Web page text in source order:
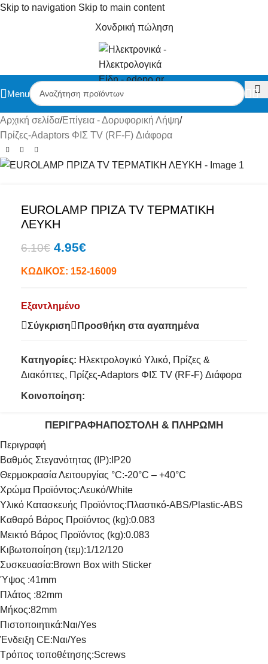
Skip to navigation Skip to main content
Χονδρική πώληση
Menu
Αρχική σελίδα/Επίγεια - Δορυφορική Λήψη/
Πρίζες-Adaptors ΦΙΣ TV (RF-F) Διάφορα
EUROLAMP ΠΡΙΖΑ TV ΤΕΡΜΑΤΙΚΗ
ΛΕΥΚΗ
6.10€ 4.95€
ΚΩΔΙΚΟΣ: 152-16009
Εξαντλημένο
Σύγκριση
Προσθήκη στα αγαπημένα
Κατηγορίες: Ηλεκτρολογικό Υλικό, Πρίζες &
Διακόπτες, Πρίζες-Adaptors ΦΙΣ TV (RF-F) Διάφορα
Κοινοποίηση:
ΠΕΡΙΓΡΑΦΉΑΠΟΣΤΟΛΉ & ΠΛΗΡΩΜΉ
Περιγραφή
Βαθμός Στεγανότητας (IP): IP20
Θερμοκρασία Λειτουργίας °C:-20°C – +40°C
Χρώμα Προϊόντος:Λευκό/White
Υλικό Κατασκευής Προϊόντος:Πλαστικό-ABS/Plastic-ABS
Καθαρό Βάρος Προϊόντος (kg):0.083
Μεικτό Βάρος Προϊόντος (kg):0.083
Κιβωτοποίηση (τεμ):1/12/120
Συσκευασία:Brown Box with Sticker
Ύψος :41mm
Πλάτος :82mm
Μήκος:82mm
Πιστοποιητικά:Ναι/Yes
Ένδειξη CE:Ναι/Yes
Τρόπος τοποθέτησης:Screws